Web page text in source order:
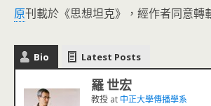
原刊載於《思想坦克》，經作者同意轉
Bio Latest Posts
羅 世宏
教授 at 中正大學傳播學系